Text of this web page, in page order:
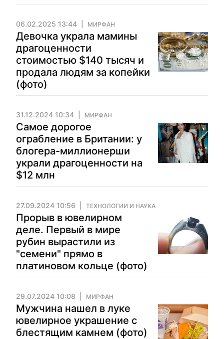
06.02.2025 13:44 МИРФАН
Девочка украла мамины
драгоценности
стоимостью $140 тысяч и
продала людям за копейки
(фото)
31.12.2024 10:34 МИРФАН
Самое дорогое
ограбление в Британии: у
блогера-миллионерши
украли драгоценности на
$12 млн
27.09.2024 10:56 ТЕХНОЛОГИИ И НАУКА
Прорыв в ювелирном
деле. Первый в мире
рубин вырастили из
"семени" прямо в
платиновом кольце (фото)
29.07.2024 10:08 МИРФАН
Мужчина нашел в луке
ювелирное украшение с
блестящим камнем (фото)